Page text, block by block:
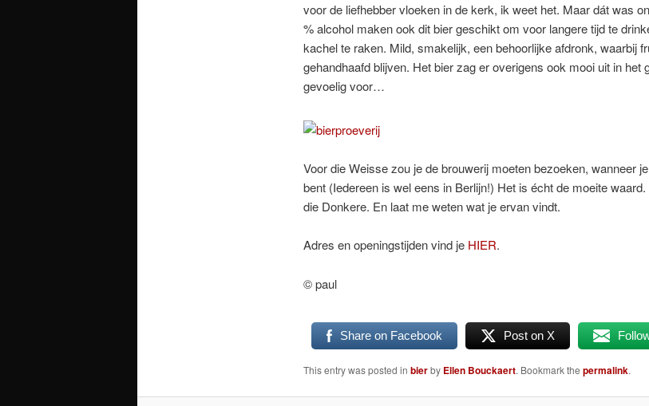
voor de liefhebber vloeken in de kerk, ik weet het. Maar dát was
% alcohol maken ook dit bier geschikt om voor langere tijd te
kachel te raken. Mild, smakelijk, een behoorlijke afdronk, waarbij
gehandhaafd blijven. Het bier zag er overigens ook mooi uit in het
gevoelig voor…
Voor die Weisse zou je de brouwerij moeten bezoeken, wanneer
bent (Iedereen is wel eens in Berlijn!) Het is écht de moeite
die Donkere. En laat me weten wat je ervan vindt.
Adres en openingstijden vind je HIER.
© paul
Share on Facebook Post on X
This entry was posted in bierby Ellen Bouckaert. Bookmark the permalink.